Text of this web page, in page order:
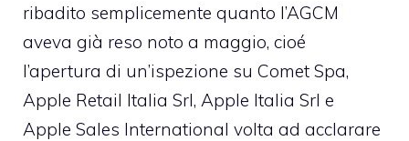
ribadito semplicemente quanto l’AGCM
aveva già reso noto a maggio, cioé
l’apertura di un’ispezione su Comet Spa,
Apple Retail Italia Srl, Apple Italia Srl e
Apple Sales International volta ad acclarare